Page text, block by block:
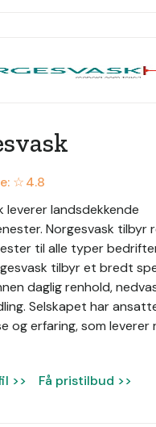
☆4.8
leverer landsdekkende
Norgesvask tilbyr
til alle typer
tilbyr et bredt
daglig renhold,
Selskapet har
og erfaring, som leverer
>> Få pristilbud >>